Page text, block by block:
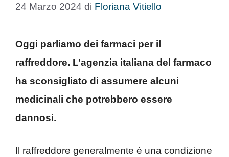
24 Marzo 2024 di Floriana Vitiello
Oggi parliamo dei farmaci per il
raffreddore. L’agenzia italiana del farmaco
ha sconsigliato di assumere alcuni
medicinali che potrebbero essere
dannosi.
Il raffreddore generalmente è una condizione